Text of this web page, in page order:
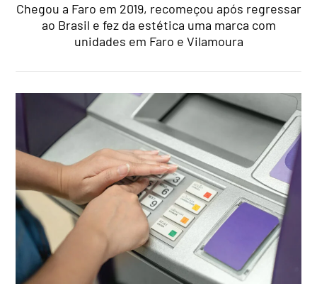
Chegou a Faro em 2019, recomeçou após regressar
ao Brasil e fez da estética uma marca com
unidades em Faro e Vilamoura